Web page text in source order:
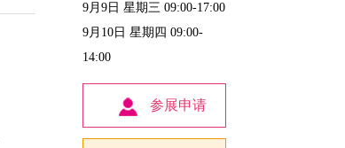
9月9日 星期三 09:00-17:00
9月10日 星期四 09:00-
14:00
参展申请